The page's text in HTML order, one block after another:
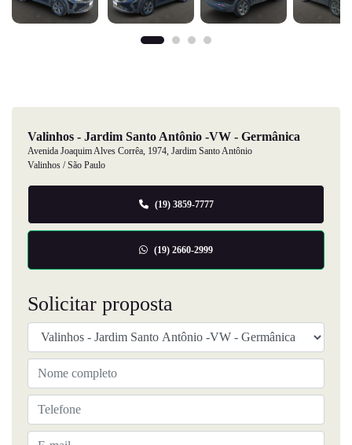
Valinhos - Jardim Santo Antônio -VW - Germânica
Avenida Joaquim Alves Corrêa, 1974, Jardim Santo Antônio
Valinhos / São Paulo
(19) 3859-7777
(19) 2660-2999
Solicitar proposta